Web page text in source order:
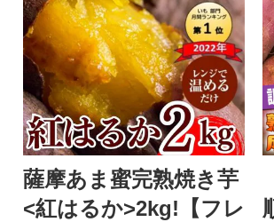
薩摩あま蜜完熟焼き芋
<紅はるか>2kg!【フレ